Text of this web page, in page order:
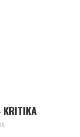
KRITIKA